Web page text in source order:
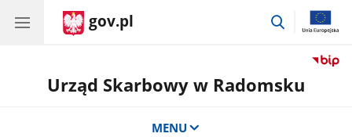
gov.pl
przejdź
Urząd Skarbowy w Radomsku
MENU